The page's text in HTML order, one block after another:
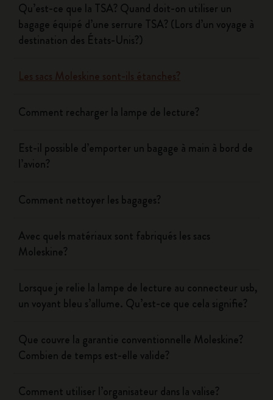
Qu’est-ce que la TSA? Quand doit-on utiliser un
bagage équipé d’une serrure TSA? (Lors d’un voyage à
destination des États-Unis?)
Les sacs Moleskine sont-ils étanches?
Comment recharger la lampe de lecture?
Est-il possible d’emporter un bagage à main à bord de
l’avion?
Comment nettoyer les bagages?
Avec quels matériaux sont fabriqués les sacs
Moleskine?
Lorsque je relie la lampe de lecture au connecteur usb,
un voyant bleu s’allume. Qu’est-ce que cela signifie?
Que couvre la garantie conventionnelle Moleskine?
Combien de temps est-elle valide?
Comment utiliser l’organisateur dans la valise?